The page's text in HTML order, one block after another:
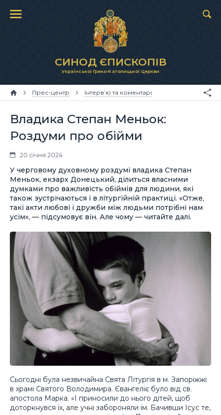
СИНОД ЄПИСКОПІВ
Української Греко-Католицької Церкви
Прес-центр Інтерв’ю та коментарі
Владика Степан Меньок:
Роздуми про обійми
20 січня 2024
У черговому духовному роздумі владика Степан
Меньок, екзарх Донецький, ділиться власними
думками про важливість обіймів для людини, які
також зустрічаються і в літургійній практиці. «Отже,
такі акти любові і дружби між людьми потрібні нам
усім», — підсумовує він. Але чому — читайте далі.
Сьогодні була незвичайна Свята Літургія в м. Запоріжжі
в храмі Святого Володимира. Євангеліє було від св.
апостола Марка. «І приносили до нього дітей, щоб
доторкнувся їх, але учні забороняли їм. Бачивши Ісус те,